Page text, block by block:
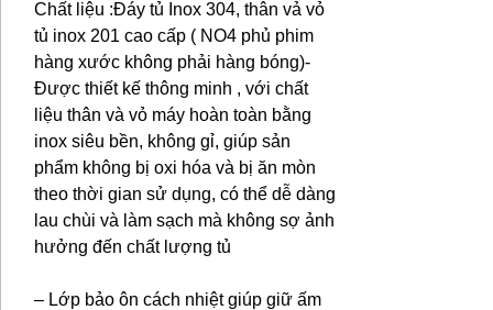
Chất liệu :Đáy tủ Inox 304, thân vả vỏ
tủ inox 201 cao cấp ( NO4 phủ phim
hàng xước không phải hàng bóng)-
Được thiết kế thông minh , với chất
liệu thân và vỏ máy hoàn toàn bằng
inox siêu bền, không gỉ, giúp sản
phẩm không bị oxi hóa và bị ăn mòn
theo thời gian sử dụng, có thể dễ dàng
lau chùi và làm sạch mà không sợ ảnh
hưởng đến chất lượng tủ
– Lớp bảo ôn cách nhiệt giúp giữ ấm